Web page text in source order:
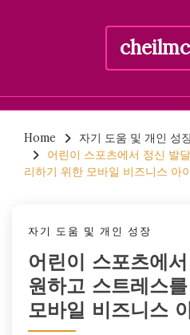
content
Home
자기 도움 및 개인 성
어린이 스포츠에서 정신 발
리하기 위한 모바일 비즈니스 아
자기 도움 및 개인 성장
어린이 스포츠에
원하고 스트레스
모바일 비즈니스